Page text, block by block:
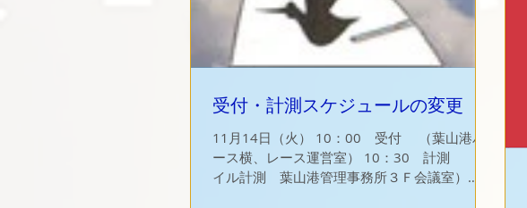
受付・計測スケジュールの変更
11月14日（火） 10：00 受付 （葉山港バ
ース横、レース運営室） 10：30 計測 （セ
イル計測 葉山港管理事務所３Ｆ会議室）